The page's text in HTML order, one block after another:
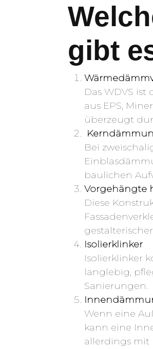
gibt
Das WDVS
aus EPS,
überzeugt
Bei
baulichen
Vorgehängte
Diese
Isolierklinker
Isolierklinker
langlebig,
Sanierungen.
Wenn eine
kann eine
allerdings mit